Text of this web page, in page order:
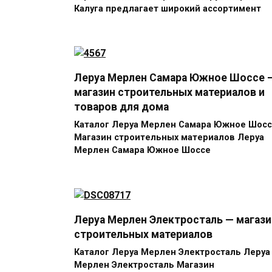
Калуга предлагает широкий ассортимент
Леруа Мерлен Самара Южное Шоссе
магазин строительных материалов и
товаров для дома
Каталог Леруа Мерлен Самара Южное
Магазин строительных материалов Леруа
Мерлен Самара Южное Шоссе
Леруа Мерлен Электросталь —
строительных материалов
Каталог Леруа Мерлен Электросталь Леруа
Мерлен Электросталь Магазин